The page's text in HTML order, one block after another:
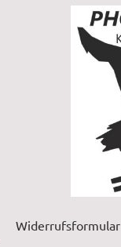
Widerrufsformular